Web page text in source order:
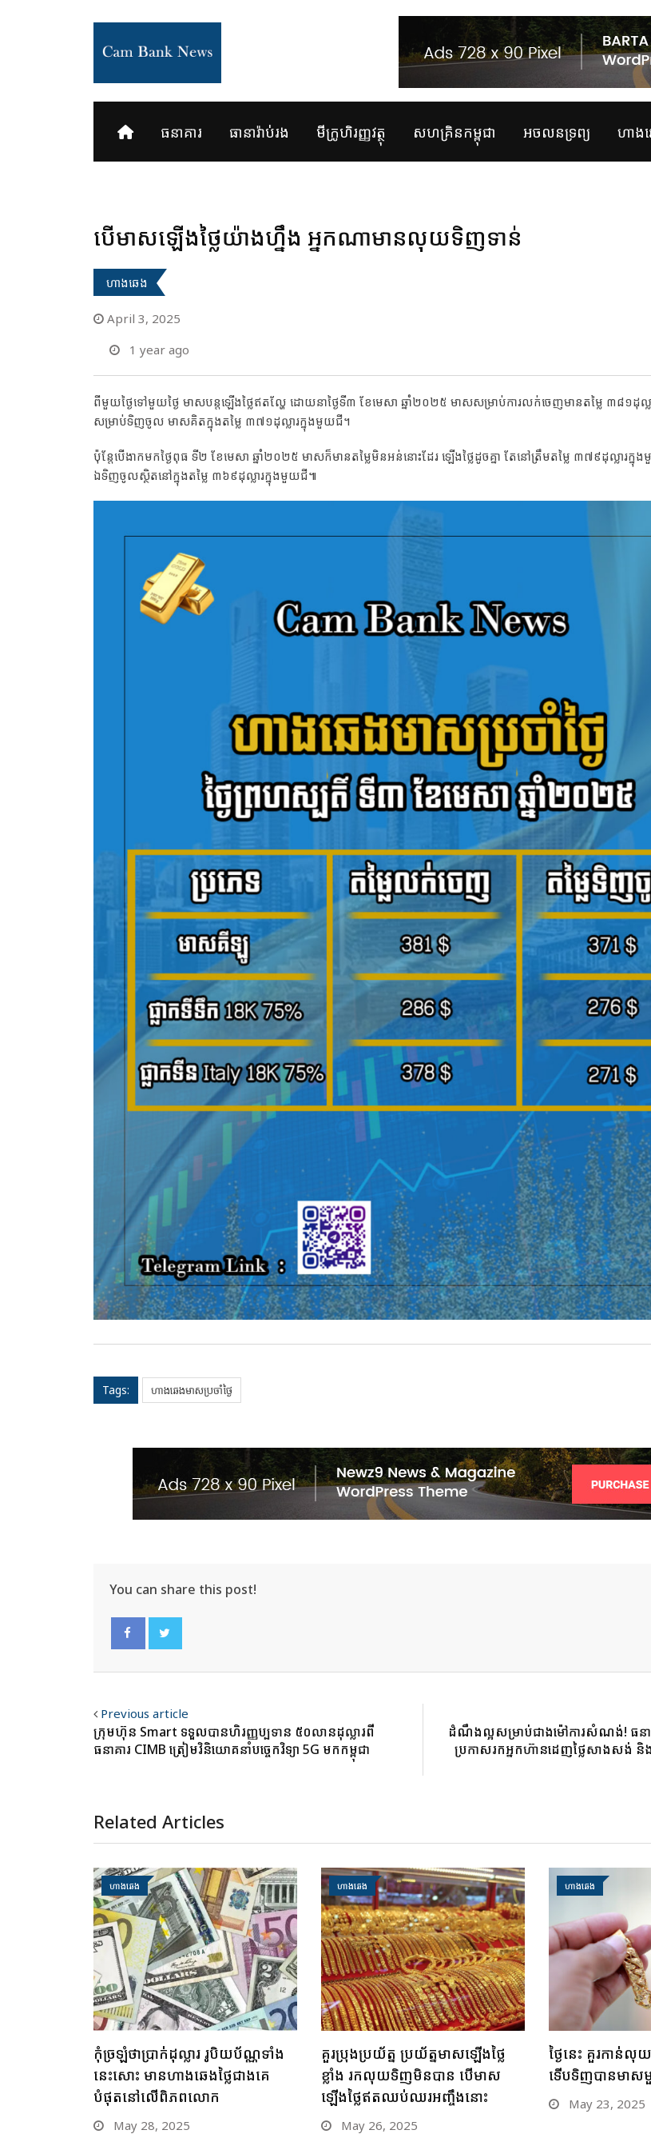
ធនាគារ ធានារ៉ាប់រង មីក្រូហិរញ្ញវត្ថុ សហគ្រិនកម្ពុជា អចលនទ្រព្យ ហាង
បើមាសឡើងថ្លៃយ៉ាងហ្នឹង អ្នកណាមានលុយទិញ​ទាន់
ហាងឆេង
April 3, 2025
1 year ago
ពីមួយថ្ងៃទៅមួយថ្ងៃ មាសបន្តឡើងថ្លៃឥតល្ហែ ដោយនាថ្ងៃទី៣ ខែមេសា ឆ្នាំ២០២៥ មាសសម្រាប់ការលក់ចេញមានតម្លៃ ៣៨១ដុ
សម្រាប់ទិញចូល មាសគិតក្នុងតម្លៃ ៣៧១ដុល្លារក្នុងមួយជី។
ប៉ុន្តែបើងាកមកថ្ងៃពុធ ទី២ ខែមេសា ឆ្នាំ២០២៥ មាសក៏មានតម្លៃមិនអន់នោះដែរ ឡើងថ្លៃដូចគ្នា តែនៅត្រឹមតម្លៃ ៣៧៩ដុល្លារក្
ឯទិញចូលស្ថិតនៅក្នុងតម្លៃ ៣៦៩ដុល្លារក្នុងមួយជី៕
Tags: ហាងឆេងមាសប្រចាំថ្ងៃ
You can share this post!
Previous article
ក្រុមហ៊ុន Smart ទទួលបានហិរញ្ញប្បទាន ៥០លានដុល្លារពី
ធនាគារ CIMB ត្រៀមវិនិយោគនាំបច្ចេកវិទ្យា 5G មកកម្ពុជា
ដំណឹងល្អសម្រាប់ជាងម៉ៅការសំណង់! ធនា
ប្រកាសរកអ្នកហ៊ានដេញថ្លៃសាងសង់ និ
Related Articles
ហាងឆេង
កុំច្រឡំថាប្រាក់ដុល្លារ រូបិយប័ណ្ណទាំង
នេះសោះ មានហាងឆេងថ្លៃជាងគេ
បំផុតនៅលើពិភពលោក
May 28, 2025
ហាងឆេង
គួរប្រុងប្រយ័ត្ន ប្រយ័ត្នមាសឡើងថ្លៃ
ខ្លាំង រកលុយទិញមិនបាន បើមាស
ឡើងថ្លៃឥតឈប់ឈរអញ្ចឹងនោះ
May 26, 2025
ហាងឆេង
ថ្ងៃនេះ គួរកាន់លុ
ទើបទិញបានមា
May 23, 2025